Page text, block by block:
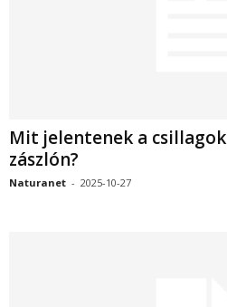
Mit jelentenek a
zászlón?
Naturanet - 2025-10-27